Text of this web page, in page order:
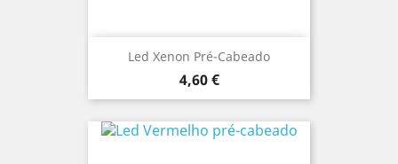
Led Xenon Pré-Cabeado
Preço
4,60 €